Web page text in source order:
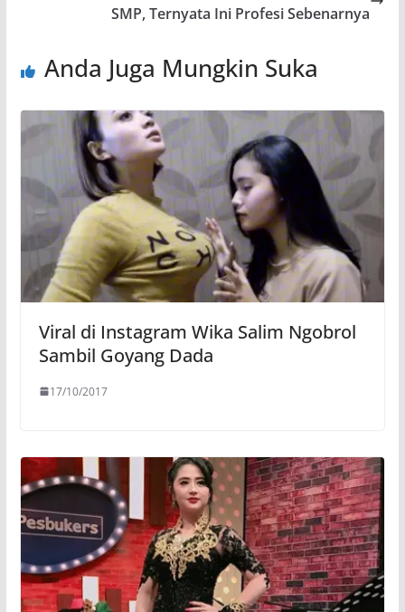
SMP, Ternyata Ini Profesi Sebenarnya
Anda Juga Mungkin Suka
Viral di Instagram Wika Salim Ngobrol
Sambil Goyang Dada
17/10/2017